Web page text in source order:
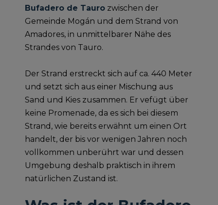
Bufadero de Tauro zwischen der
Gemeinde Mogán und dem Strand von
Amadores, in unmittelbarer Nähe des
Strandes von Tauro.
Der Strand erstreckt sich auf ca. 440 Meter
und setzt sich aus einer Mischung aus
Sand und Kies zusammen. Er vefügt über
keine Promenade, da es sich bei diesem
Strand, wie bereits erwähnt um einen Ort
handelt, der bis vor wenigen Jahren noch
vollkommen unberührt war und dessen
Umgebung deshalb praktisch in ihrem
natürlichen Zustand ist.